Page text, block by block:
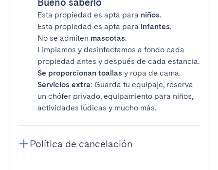
Bueno saberlo
Esta propiedad es apta para niños.
Esta propiedad es apta para infantes.
No se admiten mascotas.
Limpiamos y desinfectamos a fondo cada
propiedad antes y después de cada estancia.
Se proporcionan toallas y ropa de cama.
Servicios extra: Guarda tu equipaje, reserva
un chófer privado, equipamiento para niños,
actividades lúdicas y mucho más.
Política de cancelación